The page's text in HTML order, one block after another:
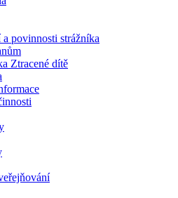
povinnosti strážníka
Ztracené dítě